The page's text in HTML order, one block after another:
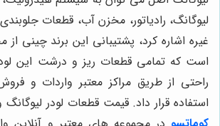
لیوگانگ، رادیاتور، مخزن آب، قطعات
غیره اشاره کرد، پشتیبانی این برند چینی
است که تمامی قطعات ریز و درشت این
راحتی از طریق مراکز معتبر واردات و
استفاده قرار داد. قیمت قطعات لودر